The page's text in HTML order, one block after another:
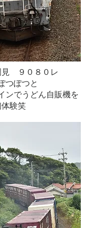
９０８０レ
つぽつと
ンでうどん自販機を
験笑